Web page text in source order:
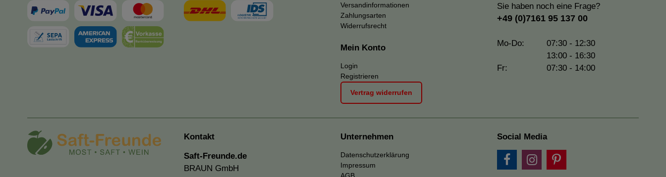
Versandinformationen
Zahlungsarten
Widerrufsrecht
Mein Konto
Login
Registrieren
Vertrag widerrufen
Sie haben noch eine Frage?
+49 (0)7161 95 137 00
Mo-Do:
07:30 - 12:30
13:00 - 16:30
Fr:
07:30 - 14:00
Kontakt
Saft-Freunde.de
BRAUN GmbH
Unternehmen
Datenschutzerklärung
Impressum
AGB
Social Media